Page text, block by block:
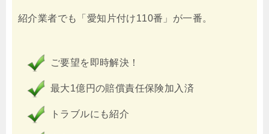
紹介業者でも「愛知片付け110番」が一番。
ご要望を即時解決！
最大1億円の賠償責任保険加入済
トラブルにも紹介